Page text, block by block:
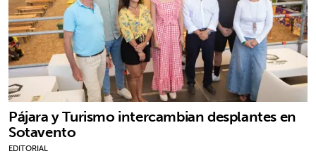
Pájara y Turismo intercambian desplantes en
Sotavento
EDITORIAL